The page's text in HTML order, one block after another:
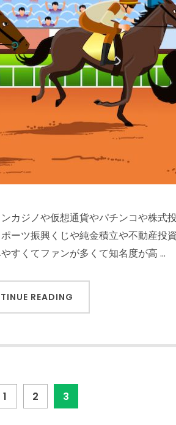
カジノや仮想通貨やパチンコや株式
ポーツ振興くじや純金積立や不動産投
すくてファンが多くて知名度が高 …
READING
Page
1 Page
2 Page
3